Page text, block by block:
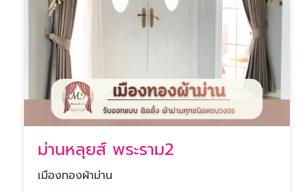
ม่านหลุยส์ พระราม2
เมืองทองผ้าม่าน